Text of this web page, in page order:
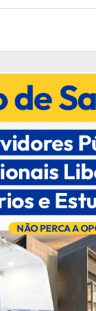
à segurança
muito
tem
nas
tenha uma
executivos,
estaduais e
se sintam
já que eles não
é que eu,
esses
que praticam
tem que se